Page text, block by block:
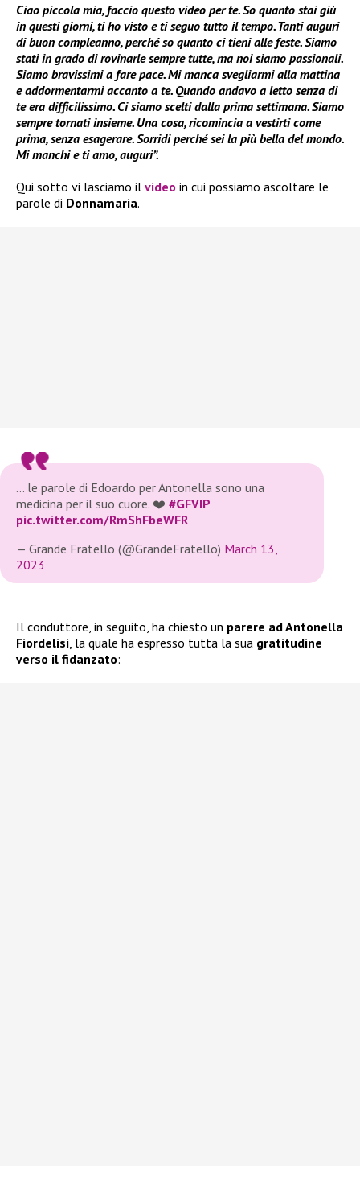
Ciao piccola mia, faccio questo video per te. So quanto stai giù
in questi giorni, ti ho visto e ti seguo tutto il tempo. Tanti auguri
di buon compleanno, perché so quanto ci tieni alle feste. Siamo
stati in grado di rovinarle sempre tutte, ma noi siamo passionali.
Siamo bravissimi a fare pace. Mi manca svegliarmi alla mattina
e addormentarmi accanto a te. Quando andavo a letto senza di
te era difficilissimo. Ci siamo scelti dalla prima settimana. Siamo
sempre tornati insieme. Una cosa, ricomincia a vestirti come
prima, senza esagerare. Sorridi perché sei la più bella del mondo.
Mi manchi e ti amo, auguri”.
Qui sotto vi lasciamo il video in cui possiamo ascoltare le
parole di Donnamaria.
… le parole di Edoardo per Antonella sono una
medicina per il suo cuore. ❤️ #GFVIP
pic.twitter.com/RmShFbeWFR
— Grande Fratello (@GrandeFratello) March 13,
2023
Il conduttore, in seguito, ha chiesto un parere ad Antonella
Fiordelisi , la quale ha espresso tutta la sua gratitudine
verso il fidanzato: